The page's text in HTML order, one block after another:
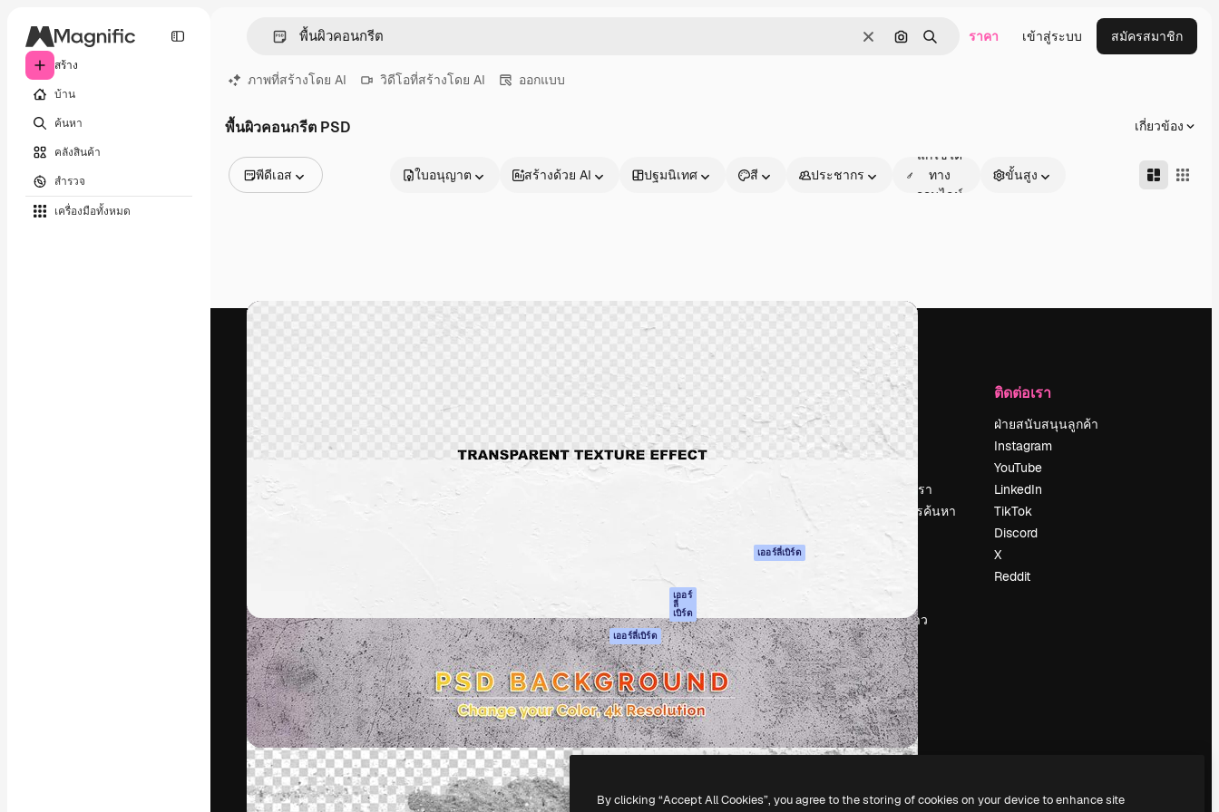
สร้าง
บ้าน
ค้นหา
คลังสินค้า
สำรวจ
เครื่องมือทั้งหมด
ชัดเจนค้นหาตามรูปภาพ
ค้นหา ราคา เข้าสู่ระบบ สมัครสมาชิก
ภาพที่สร้างโดย AI วิดีโอที่สร้างโดย AI ออกแบบ
พื้นผิวคอนกรีต PSD เกี่ยวข้อง
พีดีเอส
วิดีโอ
โมชั่นกราฟิก
เทมเพลตวิดีโอ
แบบจำลอง 3 มิติ
ใบอนุญาต สร้างด้วย AI ปฐมนิเทศ สี ประชากร
แก้ไขได้
ทาง
ออนไลน์
ขั้นสูง
แพลตฟอร์มสร้างสรรค์เพื่อผลักดันผลงานที่ดี
ที่สุดของคุณ ผู้ใช้งานกว่า 1 ล้านราย
ครอบคลุมทั้งครีเอทีฟ, บริษัท, เอเจนซี และสตูดิ
ภาษาไทย
ผลิตภัณฑ์
Spaces
ผู้ช่วย AI
เครื่องมือสร้าง
เครื่องกำเนิดเสียง AI
Claude/ChatGPT
เออร์
ลี่
เบิร์ด
Agents เออร์ลี่เบิร์ด
เอพีไอ
แอปมือถือ
เครื่องมือ Magnific
ทั้งหมด
เริ่มต้นใช้งาน
Academy
เอกสาร
การสนับสนุน
เงื่อนไขการใช้งาน
นโยบายความเป็น
เออร์ลี่เบิร์ด
นโยบายคุกกี้
ศูนย์ความน่าเชื่อถือ
พันธมิตร
ธุรกิจ
บริษัท
ราคา
เกี่ยวกับเรา
ร่วมงานกับเรา
แนวโน้มการค้นหา
ขายเนื้อหา
ห้องแถลงข่าว
กำลังมองหา
magnific.ai
ติดต่อเรา
ฝ่ายสนับสนุนลูกค้า
Instagram
YouTube
LinkedIn
TikTok
Discord
X
Reddit
Copyright © 2010-2026Freepik Company S.L.U.สงวนลิขสิทธิ์
By clicking “Accept All Cookies”, you agree to the storing of cookies on your device to enhance site